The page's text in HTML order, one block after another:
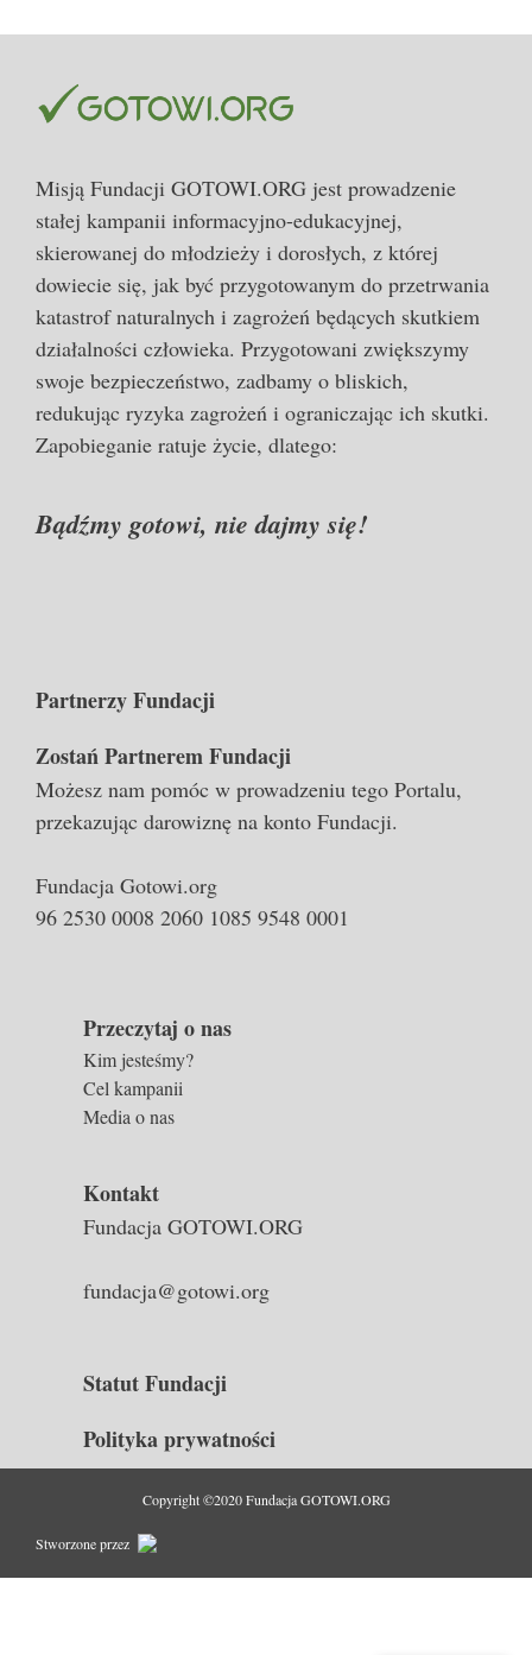
Misją Fundacji GOTOWI.ORG jest prowadzenie
stałej kampanii informacyjno-edukacyjnej,
skierowanej do młodzieży i dorosłych, z której
dowiecie się, jak być przygotowanym do przetrwania
katastrof naturalnych i zagrożeń będących skutkiem
działalności człowieka. Przygotowani zwiększymy
swoje bezpieczeństwo, zadbamy o bliskich,
redukując ryzyka zagrożeń i ograniczając ich skutki.
Zapobieganie ratuje życie, dlatego:
Bądźmy gotowi, nie dajmy się!
Partnerzy Fundacji
Zostań Partnerem Fundacji
Możesz nam pomóc w prowadzeniu tego Portalu,
przekazując darowiznę na konto Fundacji.
Fundacja Gotowi.org
96 2530 0008 2060 1085 9548 0001
Przeczytaj o nas
Kim jesteśmy?
Cel kampanii
Media o nas
Kontakt
Fundacja GOTOWI.ORG
fundacja@gotowi.org
Statut Fundacji
Polityka prywatności
Copyright ©2020 Fundacja GOTOWI.ORG
Stworzone przez